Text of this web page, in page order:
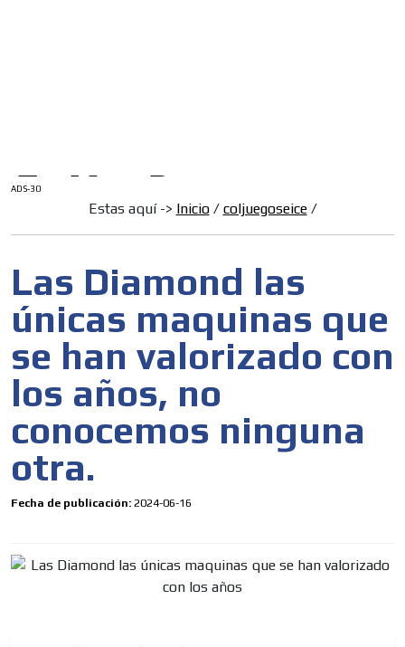
ADS-30
Estas aquí -> Inicio/ coljuegoseice/
Las Diamond las
únicas maquinas que
se han valorizado con
los años, no
conocemos ninguna
otra.
Fecha de publicación: 2024-06-16